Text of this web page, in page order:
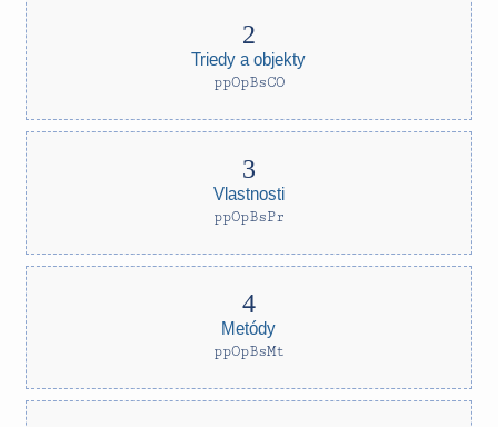
Triedy a objekty
ppOpBsCO
Vlastnosti
ppOpBsPr
Metódy
ppOpBsMt